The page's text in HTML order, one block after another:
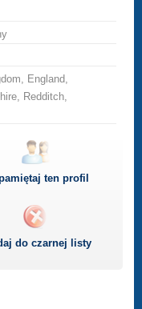
England,
Redditch,
ten profil
do czarnej listy